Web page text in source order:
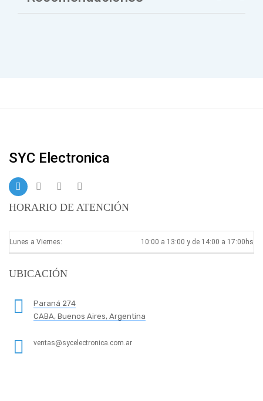
SYC Electronica
HORARIO DE ATENCIÓN
Lunes a Viernes: 10:00 a 13:00 y de 14:00 a 17:00hs
UBICACIÓN
Paraná 274
CABA, Buenos Aires, Argentina
ventas@sycelectronica.com.ar